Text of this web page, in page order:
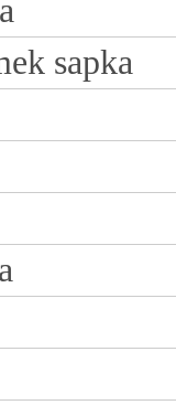
sapka